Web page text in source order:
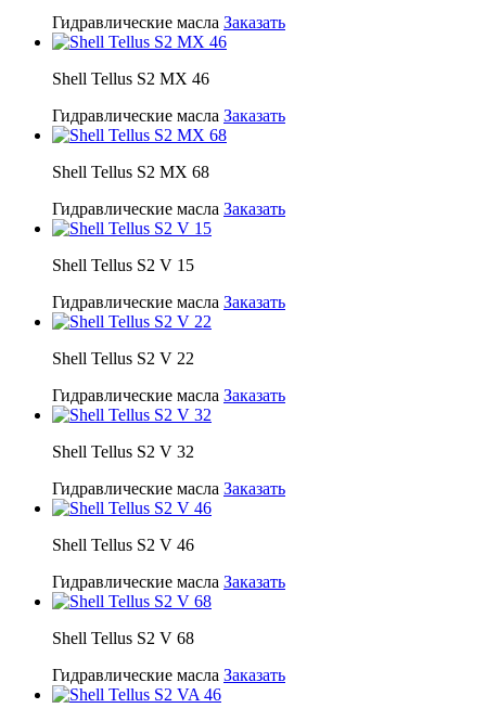
Гидравлические масла Заказать
Shell Tellus S2 MX 46
Гидравлические масла Заказать
Shell Tellus S2 MX 68
Гидравлические масла Заказать
Shell Tellus S2 V 15
Гидравлические масла Заказать
Shell Tellus S2 V 22
Гидравлические масла Заказать
Shell Tellus S2 V 32
Гидравлические масла Заказать
Shell Tellus S2 V 46
Гидравлические масла Заказать
Shell Tellus S2 V 68
Гидравлические масла Заказать